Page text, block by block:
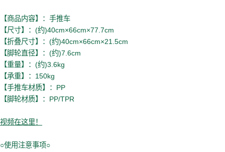
【商品内容】：手推车
【尺寸】：(约)40cm×66cm×77.7cm
【折叠尺寸】：(约)40cm×66cm×21.5cm
【脚轮直径】：(约)7.6cm
【重量】：(约)3.6kg
【承重】：150kg
【手推车材质】：PP
【脚轮材质】：PP/TPR
视频在这里！
○使用注意事项○